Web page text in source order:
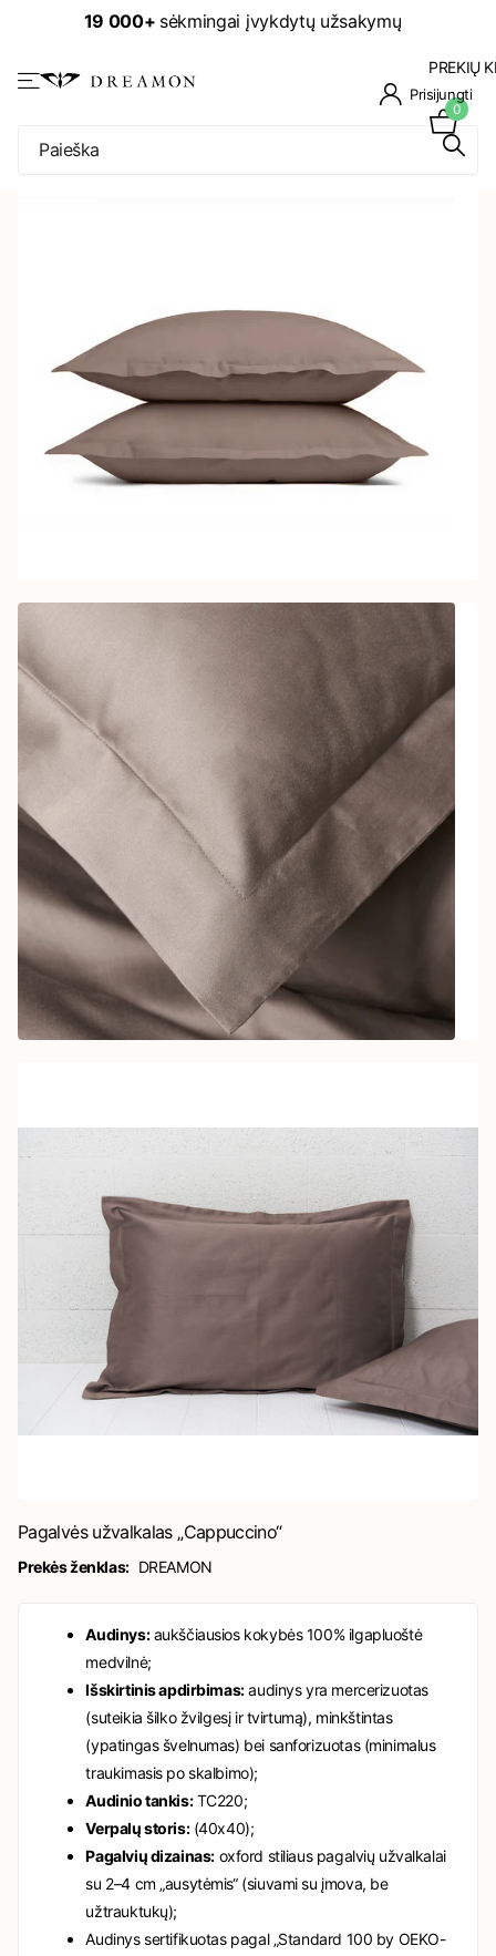
19 000+ sėkmingai įvykdytų užsakymų
Prisijungti
PREKIŲ
0
Pagalvės užvalkalas „Cappuccino“
Prekės ženklas: DREAMON
Audinys:aukščiausios kokybės 100% ilgapluoštė
medvilnė;
Išskirtinis apdirbimas:audinys yra mercerizuotas
(suteikia šilko žvilgesį ir tvirtumą), minkštintas
(ypatingas švelnumas) bei sanforizuotas (minimalus
traukimasis po skalbimo);
Audinio tankis:TC220;
Verpalų storis:(40x40);
Pagalvių dizainas:oxford stiliaus pagalvių užvalkalai
su 2–4 cm „ausytėmis“ (siuvami su įmova, be
užtrauktukų);
Audinys sertifikuotas pagal „Standard 100 by OEKO-